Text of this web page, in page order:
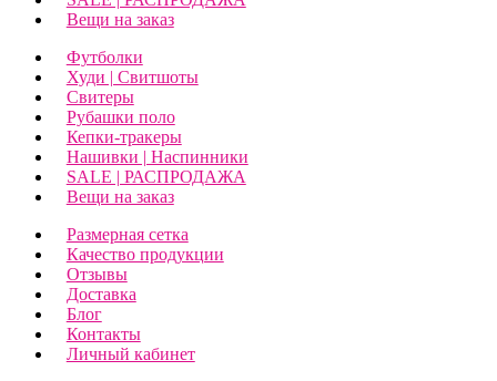
Вещи на заказ
Футболки
Худи | Свитшоты
Свитеры
Рубашки поло
Кепки-тракеры
Нашивки | Наспинники
SALE | РАСПРОДАЖА
Вещи на заказ
Размерная сетка
Качество продукции
Отзывы
Доставка
Блог
Контакты
Личный кабинет